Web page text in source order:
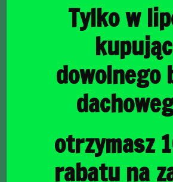
Torby do bagażnika
/ HYUNDAI
2017 TORBY DO BAGAŻNIKA 4 SZT
HYUNDAI i30
2012-2017
Tylko w
kupując
dowolnego
otrzymasz
rabatu na